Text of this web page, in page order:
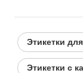
Этикетки
Этикетки с